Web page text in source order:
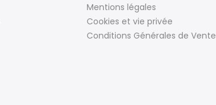
Mentions légales
Cookies et vie privée
Conditions Générales de Vente